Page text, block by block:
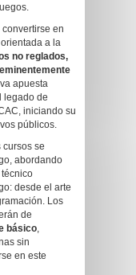
en
orientada a la
no reglados,
apuesta
legado de
iniciando su
públicos.
cursos se
abordando
desde el arte
Los
de
básico,
sin
en este